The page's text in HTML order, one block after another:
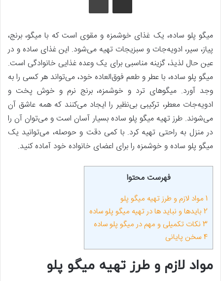
میگو پلو ساده، یک غذای خوشمزه و مقوی است که با میگو، برنج،
پیاز، سیر، ادویه‌جات و سبزیجات تهیه می‌شود. این غذای ساده و در
عین حال لذیذ، گزینه مناسبی برای یک وعده غذایی خانوادگی است.
میگو پلو ساده، با عطر و طعم فوق‌العاده خود، می‌تواند هر کسی را به‌‌
وجد آورد. میگوهای ترد و خوشمزه، برنج نرم و خوش پخت و
ادویه‌جات معطر، ترکیبی بی‌نظیر را ایجاد می‌کنند که همه عاشق آن
می‌شوند. طرز تهیه میگو پلو ساده بسیار آسان است و می‌توان آن را
در منزل به ‌‌‌راحتی تهیه کرد. با کمی دقت و حوصله، می‌توانید یک
میگو پلو ساده و خوشمزه را برای اعضای خانواده خود آماده کنید.
فهرست محتوا
1 مواد لازم و طرز تهیه میگو پلو
2 بایدها و نباید ها در تهیه میگو پلو ساده
3 نکات تکمیلی و مهم در میگو پلو ساده
4 سخن پایانی
مواد لازم و طرز تهیه میگو پلو